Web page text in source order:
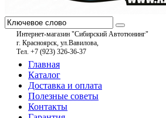
Интернет-магазин "Сибирский Автотюнинг"
г. Красноярск, ул.Вавилова,
Тел. +7 (923) 326-36-37
Главная
Каталог
Доставка и оплата
Полезные советы
Контакты